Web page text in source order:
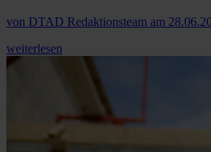
von DTAD Redaktionsteam am
weiterlesen